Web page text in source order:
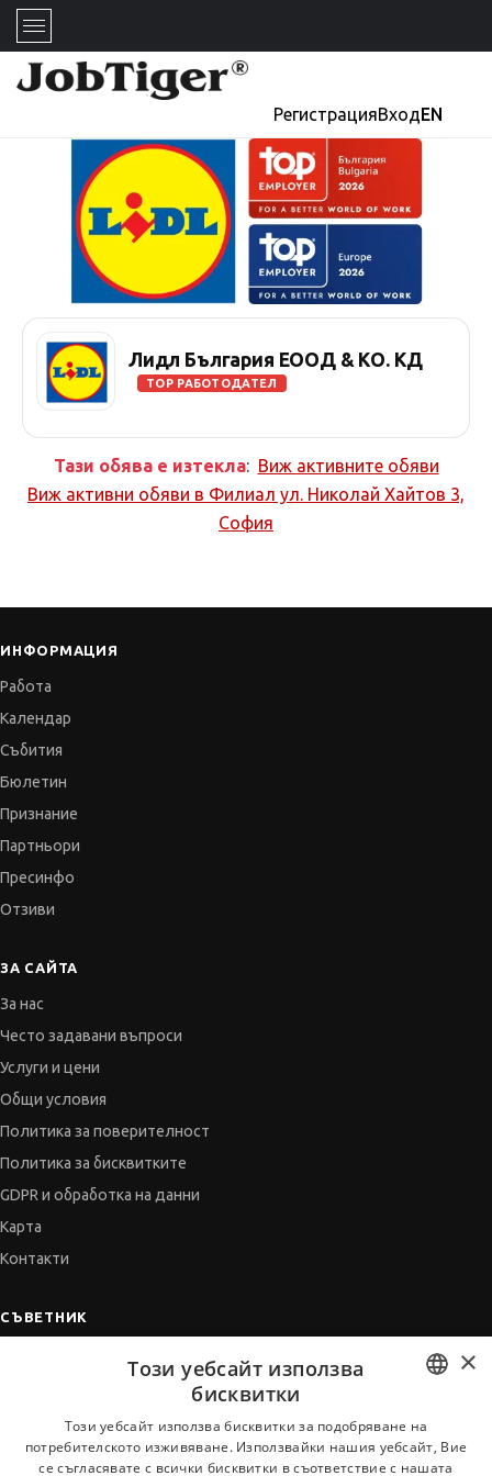
РегистрацияВходEN
Лидл България ЕООД & КО. КД
TOP РАБОТОДАТЕЛ
Тази обява е изтекла: Виж активните обяви
Виж активни обяви в Филиал ул. Николай Хайтов 3,
София
ИНФОРМАЦИЯ
Работа
Календар
Събития
Бюлетин
Признание
Партньори
Пресинфо
Отзиви
ЗА САЙТА
За нас
Често задавани въпроси
Услуги и цени
Общи условия
Политика за поверителност
Политика за бисквитките
GDPR и обработка на данни
Карта
Контакти
СЪВЕТНИК
Когато получим оферта
BULGARIAN
ENGLISH
×
Този уебсайт използва
бисквитки
Този уебсайт използва бисквитки за подобряване на
потребителското изживяване. Използвайки нашия уебсайт, Вие
се съгласявате с всички бисквитки в съответствие с нашата